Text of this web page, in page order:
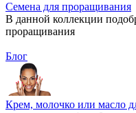
Семена для проращивания
В данной коллекции
проращивания
Блог
Крем, молочко или масло